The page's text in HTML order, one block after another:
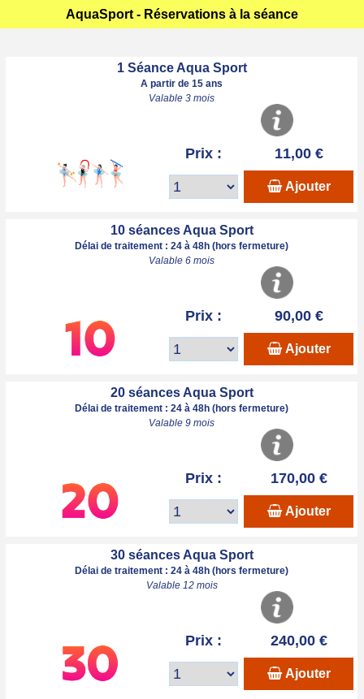
AquaSport - Réservations à la séance
1 Séance Aqua Sport
A partir de 15 ans
Valable 3 mois
Prix : 11,00 €
Ajouter
10 séances Aqua Sport
Délai de traitement : 24 à 48h (hors fermeture)
Valable 6 mois
Prix : 90,00 €
Ajouter
20 séances Aqua Sport
Délai de traitement : 24 à 48h (hors fermeture)
Valable 9 mois
Prix : 170,00 €
Ajouter
30 séances Aqua Sport
Délai de traitement : 24 à 48h (hors fermeture)
Valable 12 mois
Prix : 240,00 €
Ajouter